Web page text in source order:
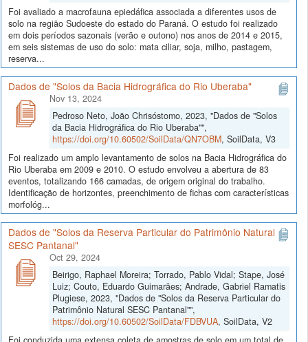
Foi avaliado a macrofauna epiedáfica associada a diferentes usos de
solo na região Sudoeste do estado do Paraná. O estudo foi realizado
em dois períodos sazonais (verão e outono) nos anos de 2014 e 2015,
em seis sistemas de uso do solo: mata ciliar, soja, milho, pastagem,
reserva...
Dados de "Solos da Bacia Hidrográfica do Rio Uberaba"
Nov 13, 2024
Pedroso Neto, João Chrisóstomo, 2023, "Dados de "Solos
da Bacia Hidrográfica do Rio Uberaba"",
https://doi.org/10.60502/SoilData/QN7OBM, SoilData, V3
Foi realizado um amplo levantamento de solos na Bacia Hidrográfica do
Rio Uberaba em 2009 e 2010. O estudo envolveu a abertura de 83
eventos, totalizando 166 camadas, de origem original do trabalho.
Identificação de horizontes, preenchimento de fichas com características
morfológ...
Dados de "Solos da Reserva Particular do Patrimônio Natural
SESC Pantanal"
Oct 29, 2024
Beirigo, Raphael Moreira; Torrado, Pablo Vidal; Stape, José
Luiz; Couto, Eduardo Guimarães; Andrade, Gabriel Ramatis
Plugiese, 2023, "Dados de "Solos da Reserva Particular do
Patrimônio Natural SESC Pantanal"",
https://doi.org/10.60502/SoilData/FDBVUA, SoilData, V2